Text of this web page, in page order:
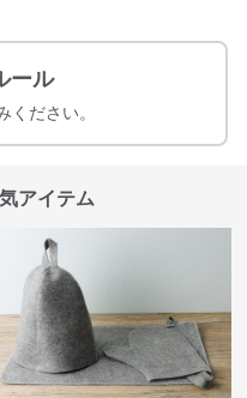
ール
ください。
アイテム